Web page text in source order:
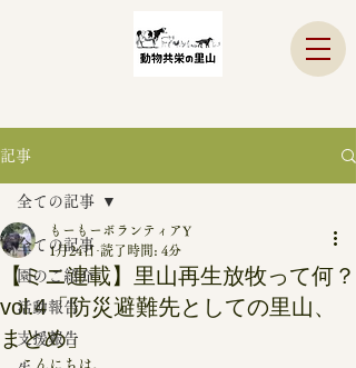
記事
全ての記事
園のご紹介
活動報告
支援報告
全ての記事
【ミニ連載】里山再生放牧って何？
vol.4「防災避難先としての里山、
まとめ」
もーもーボランティアY
1月24日 読了時間: 4分
こんにちは。